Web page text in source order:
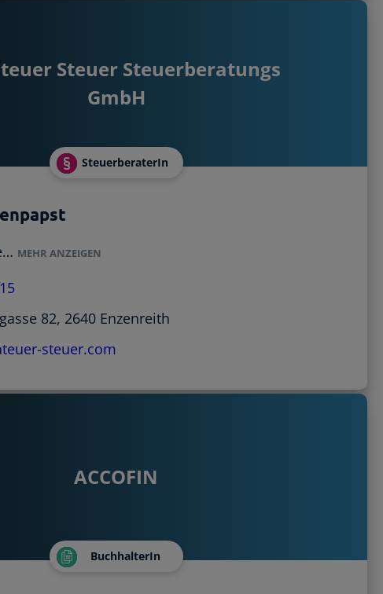
Steuer Steuerberatungs
GmbH
SteuerberaterIn
MEHR ANZEIGEN
82, 2640 Enzenreith
steuer.com
ACCOFIN
BuchhalterIn